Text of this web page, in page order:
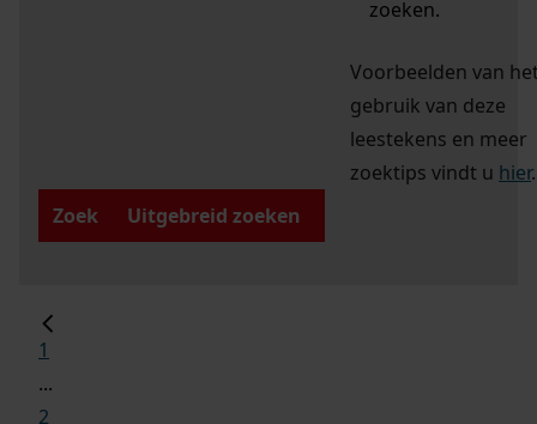
zoeken.
Voorbeelden van
gebruik van deze
leestekens en meer
zoektips vindt u hier.
Zoek
Uitgebreid zoeken
1
...
2